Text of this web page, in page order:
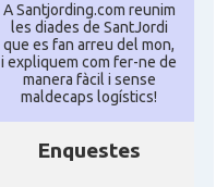
A Santjording.com reunim
les diades de SantJordi
que es fan arreu del mon,
i expliquem com fer-ne de
manera fàcil i sense
maldecaps logí­stics!
Enquestes